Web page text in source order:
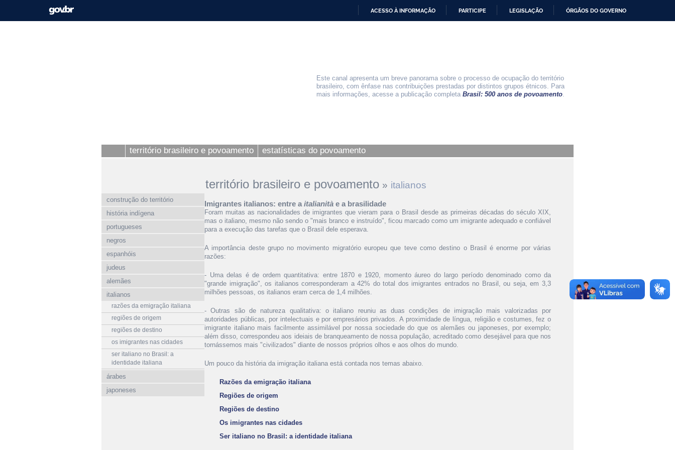
ACESSO À INFORMAÇÃO PARTICIPE LEGISLAÇÃO ÓRGÃOS DO GOVERNO
Este canal apresenta um breve panorama sobre o processo de ocupação do território
brasileiro, com ênfase nas contribuições prestadas por distintos grupos étnicos. Para
mais informações, acesse a publicação completa Brasil: 500 anos de povoamento.
território brasileiro e povoamento estatísticas do povoamento
construção do território
história indígena
portugueses
negros
espanhóis
judeus
alemães
italianos
razões da emigração italiana
regiões de origem
regiões de destino
os imigrantes nas cidades
ser italiano no Brasil: a
identidade italiana
árabes
japoneses
território brasileiro e povoamento » italianos
Imigrantes italianos: entre a italianità e a brasilidade
Foram muitas as nacionalidades de imigrantes que vieram para o Brasil desde as primeiras décadas do século XIX,
mas o italiano, mesmo não sendo o "mais branco e instruído", ficou marcado como um imigrante adequado e confiável
para a execução das tarefas que o Brasil dele esperava.
A importância deste grupo no movimento migratório europeu que teve como destino o Brasil é enorme por várias
razões:
- Uma delas é de ordem quantitativa: entre 1870 e 1920, momento áureo do largo período denominado como da
"grande imigração", os italianos corresponderam a 42% do total dos imigrantes entrados no Brasil, ou seja, em 3,3
milhões pessoas, os italianos eram cerca de 1,4 milhões.
- Outras são de natureza qualitativa: o italiano reuniu as duas condições de imigração mais valorizadas por
autoridades públicas, por intelectuais e por empresários privados. A proximidade de língua, religião e costumes, fez o
imigrante italiano mais facilmente assimilável por nossa sociedade do que os alemães ou japoneses, por exemplo;
além disso, correspondeu aos ideiais de branqueamento de nossa população, acreditado como desejável para que nos
tornássemos mais "civilizados" diante de nossos próprios olhos e aos olhos do mundo.
Um pouco da história da imigração italiana está contada nos temas abaixo.
Razões da emigração italiana
Regiões de origem
Regiões de destino
Os imigrantes nas cidades
Ser italiano no Brasil: a identidade italiana